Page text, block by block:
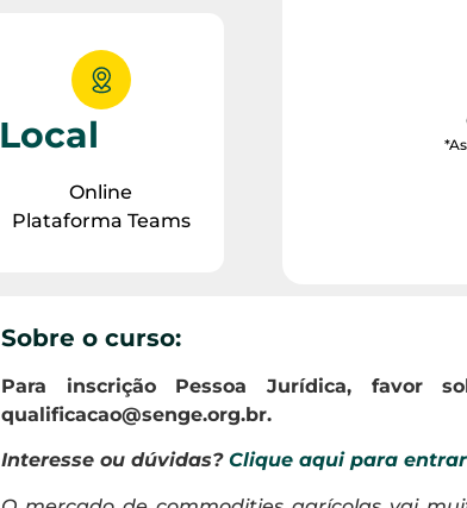
Local
Online
Plataforma Teams
Sobre o curso:
Para inscrição Pessoa Jurídica, favor
qualificacao@senge.org.br.
Interesse ou dúvidas? Clique aqui para